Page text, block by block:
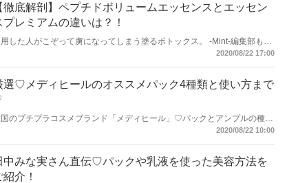
す。
徹底解剖】ペプチドボリュームエッセンスとエッセン
プレミアムの違いは？！
した人がこぞって虜になってしまう塗るボトックス。 -Mint-編集部も愛
が多いこのペプチドシリーズに〝プレミアムバージョン”があるんで
2020/08/22 17:00
選♡メディヒールのオススメパック4種類と使い方まで
のプチプラコスメブランド「メディヒール」♡パックとアンプルの種類
富なのが魅力ですね♪今回はオススメのパック4種類を使い方と一緒にご
2020/08/22 10:00
中みな実さん直伝♡パックや乳液を使った美容方法を
紹介！